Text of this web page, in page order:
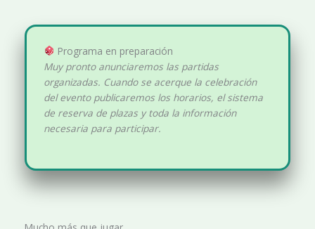
Programa en preparación
Muy pronto anunciaremos las partidas
organizadas. Cuando se acerque la celebración
del evento publicaremos los horarios, el sistema
de reserva de plazas y toda la información
necesaria para participar.